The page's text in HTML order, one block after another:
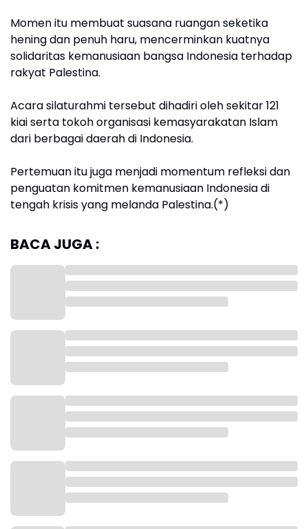
Momen itu membuat suasana ruangan seketika
hening dan penuh haru, mencerminkan kuatnya
solidaritas kemanusiaan bangsa Indonesia terhadap
rakyat Palestina.
Acara silaturahmi tersebut dihadiri oleh sekitar 121
kiai serta tokoh organisasi kemasyarakatan Islam
dari berbagai daerah di Indonesia.
Pertemuan itu juga menjadi momentum refleksi dan
penguatan komitmen kemanusiaan Indonesia di
tengah krisis yang melanda Palestina.(*)
BACA JUGA :